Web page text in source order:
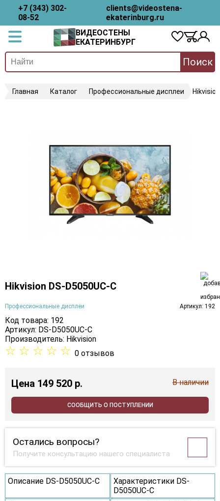
+7 (343) 302-
08-52
clients@videostena-
ekaterinburg.ru
ВИДЕОСТЕНЫ
ЕКАТЕРИНБУРГ
Поиск
Главная Каталог Профессиональные дисплеи
Hikvision DS-D5050UC-C
Профессиональные дисплеи Артикул: 192
Код товара: 192
Артикул: DS-D5050UC-C
Производитель: Hikvision
☆ ☆ ☆ ☆ ☆ 0 отзывов
Цена 149 520 p. В наличии
СООБЩИТЬ О ПОСТУПЛЕНИИ
Остались вопросы?
Получите консультацию нашего специалиста
Описание DS-D5050UC-C
Характеристики DS-
D5050UC-C